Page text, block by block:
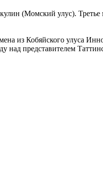
(Момский улус). Третье
из Кобяйского улуса
над представителем